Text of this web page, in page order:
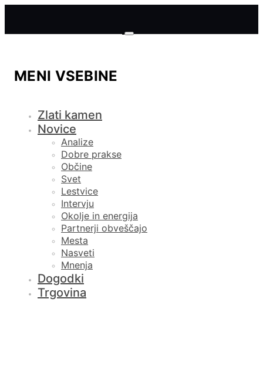
MENI VSEBINE
Zlati kamen
Novice
Analize
Dobre prakse
Občine
Svet
Lestvice
Intervju
Okolje in energija
Partnerji obveščajo
Mesta
Nasveti
Mnenja
Dogodki
Trgovina